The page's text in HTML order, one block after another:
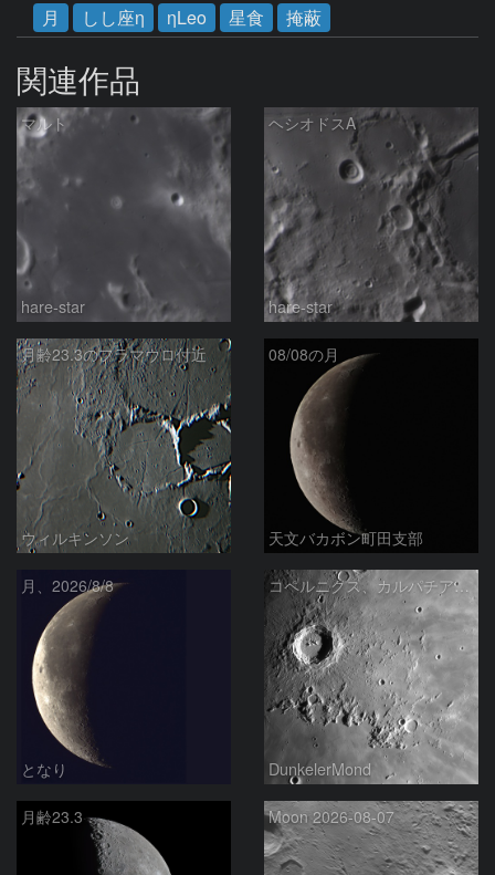
月
しし座η ηLeo 星食 掩蔽
関連作品
マルト
hare-star
ヘシオドスA
hare-star
月齢23.3のフラマウロ付近
ウィルキンソン
08/08の月
天文バカボン町田支部
月、2026/8/8
となり
コペルニクス、カルパチア山脈付近
DunkelerMond
月齢23.3 Moon 2026-08-07